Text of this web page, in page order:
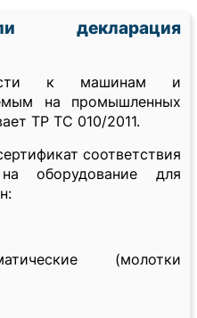
декларация
к машинам и
на промышленных
ТР ТС 010/2011.
соответствия
оборудование для
(молотки